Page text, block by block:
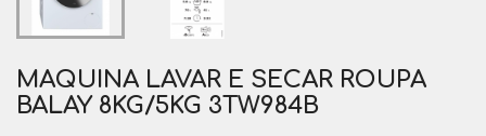
MAQUINA LAVAR E SECAR ROUPA
BALAY 8KG/5KG 3TW984B